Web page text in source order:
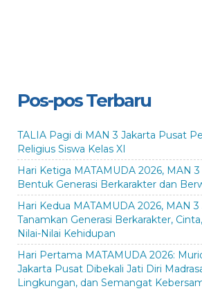
Pos-pos Terbaru
TALIA Pagi di MAN 3 Jakarta Pusat
Religius Siswa Kelas XI
Hari Ketiga MATAMUDA 2026, MAN
Bentuk Generasi Berkarakter dan
Hari Kedua MATAMUDA 2026, MAN
Tanamkan Generasi Berkarakter,
Nilai-Nilai Kehidupan
Hari Pertama MATAMUDA 2026:
Jakarta Pusat Dibekali Jati Diri
Lingkungan, dan Semangat